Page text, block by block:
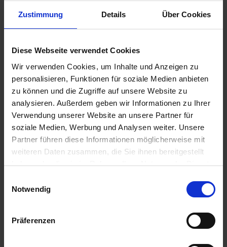
Zustimmung Details Über Cookies
Diese Webseite verwendet Cookies
Wir verwenden Cookies, um Inhalte und Anzeigen zu
personalisieren, Funktionen für soziale Medien anbieten
zu können und die Zugriffe auf unsere Website zu
analysieren. Außerdem geben wir Informationen zu Ihrer
Verwendung unserer Website an unsere Partner für
soziale Medien, Werbung und Analysen weiter. Unsere
Partner führen diese Informationen möglicherweise mit
weiteren Daten zusammen, die Sie ihnen bereitgestellt
haben oder die sie im Rahmen Ihrer Nutzung der Dienste
Notwendig
Präferenzen
Magnello
Artikel-Nr.: 64205-10